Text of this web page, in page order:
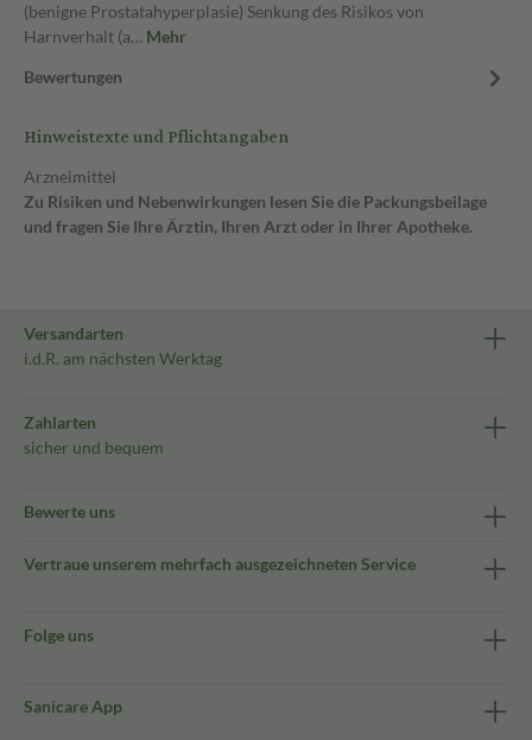
(benigne Prostatahyperplasie) Senkung des Risikos von
Harnverhalt (a… Mehr
Bewertungen
Hinweistexte und Pflichtangaben
Arzneimittel
Zu Risiken und Nebenwirkungen lesen Sie die Packungsbeilage
und fragen Sie Ihre Ärztin, Ihren Arzt oder in Ihrer Apotheke.
Versandarten
i.d.R. am nächsten Werktag
Zahlarten
sicher und bequem
Bewerte uns
Vertraue unserem mehrfach ausgezeichneten Service
Folge uns
Sanicare App